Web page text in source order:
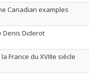
Canadian examples
Denis Diderot
France du XVIIIe siècle